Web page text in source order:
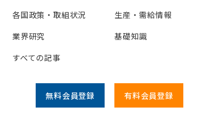
各国政策・取組状況
生産・需給情報
業界研究
基礎知識
すべての記事
無料会員登録 有料会員登録